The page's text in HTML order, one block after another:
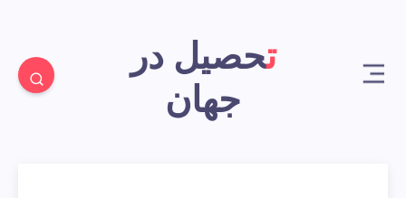
تحصیل در
جهان